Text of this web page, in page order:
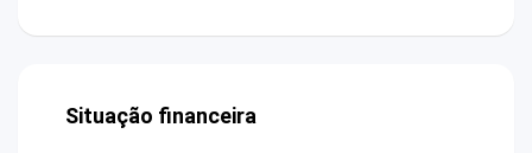
Situação financeira